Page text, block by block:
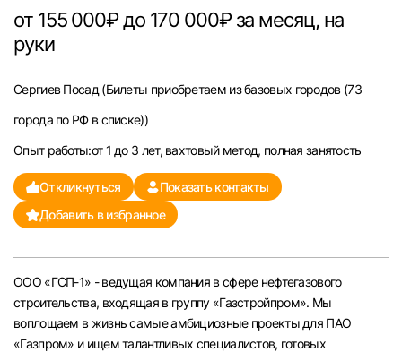
Екатеринбург
Саратов
Казань
Челябинск
Самара
Оренбург
от 155 000₽ до 170 000₽ за месяц, на
руки
Сергиев Посад (Билеты приобретаем из базовых городов (73
города по РФ в списке))
Опыт работы:от 1 до 3 лет, вахтовый метод, полная занятость
Откликнуться
Показать контакты
Добавить в избранное
ООО «ГСП-1» - ведущая компания в сфере нефтегазового
строительства, входящая в группу «Газстройпром». Мы
воплощаем в жизнь самые амбициозные проекты для ПАО
«Газпром» и ищем талантливых специалистов, готовых